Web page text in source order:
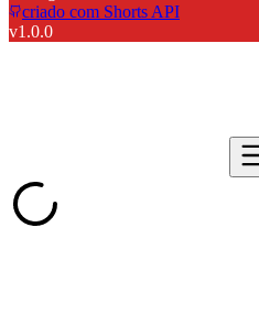
criado com Shorts API
v1.0.0